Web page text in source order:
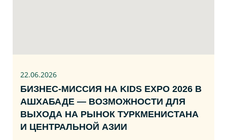
22.06.2026
БИЗНЕС‑МИССИЯ НА KIDS EXPO 2026 В
АШХАБАДЕ — ВОЗМОЖНОСТИ ДЛЯ
ВЫХОДА НА РЫНОК ТУРКМЕНИСТАНА
И ЦЕНТРАЛЬНОЙ АЗИИ